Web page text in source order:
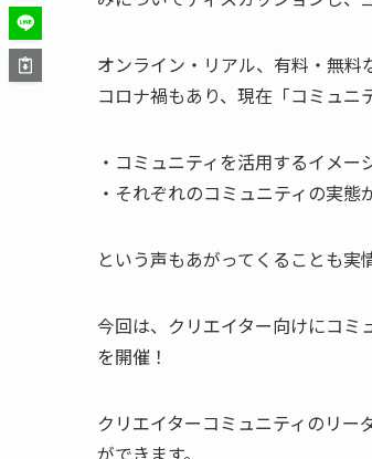
オンライン・リアル、有料・無
コロナ禍もあり、現在「コミュニ
・コミュニティを活用するイメー
・それぞれのコミュニティの実態
という声もあがってくることも実
今回は、クリエイター向けにコミ
を開催！
クリエイターコミュニティのリ
ができます。